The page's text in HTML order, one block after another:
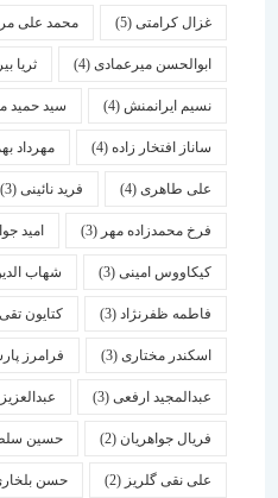
غزال کرامتی(5) محمد علی مرادی(4)
ابوالحسن میرعمادی(4) ثریا بیرشک(4)
نسیم ایرانمنش(4) سید حمید میرمیران
ساناز افتخار زاده(4) مهرداد بهمنی (4)
علی طاهری(4) فرید نائینی(3)
فرخ محمدزاده مهر(3) امید جوانبخت(3)
کیکاووس امینی(3) شهاب الدین ارفعی
فاطمه ظفرنژاد(3) کتایون تقی زاده(3)
اسكندر مختاری (3) فرامرز پارسی(3)
عبدالمجید ارفعی(3) عبدالعزیز
فریال جواهریان(2) حسین سلطان
علی نقی گلریز(2) حسن بلخاری(2)